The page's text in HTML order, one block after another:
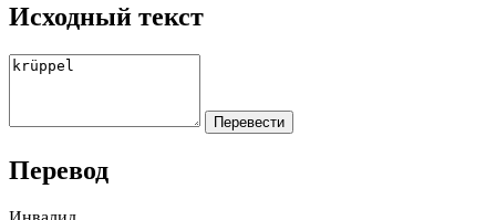
Исходный текст
Перевод